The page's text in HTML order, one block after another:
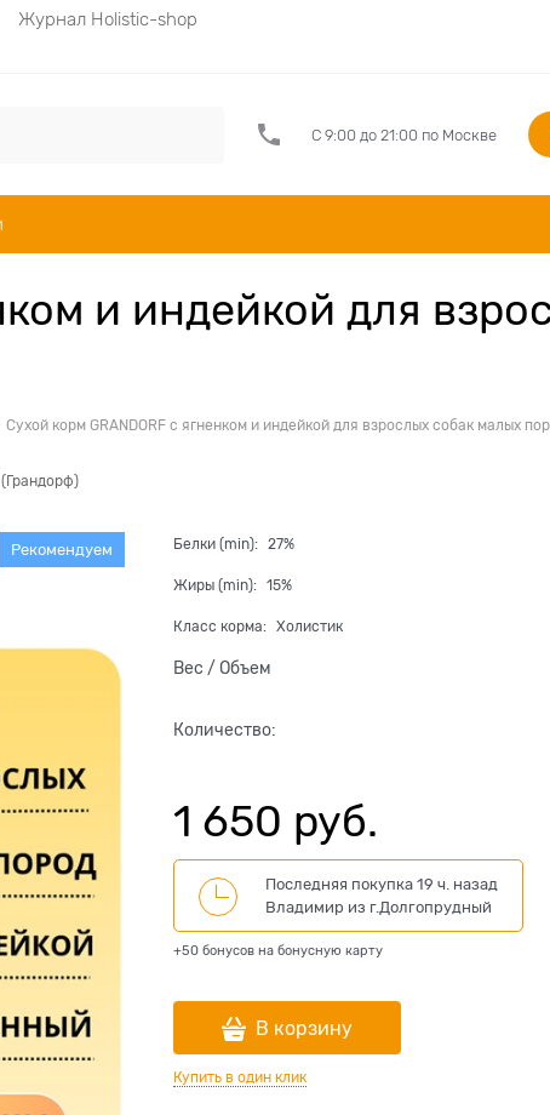
Журнал Holistic-shop
С 9:00 до 21:00 по Москве
и индейкой для
Сухой корм GRANDORF с ягненком и индейкой для взрослых собак малых
Рекомендуем Белки (min): 27%
Жиры (min): 15%
Класс корма: Холистик
Вес / Объем
Количество:
1 650 руб.
Последняя покупка 19 ч. назад
Владимир из г.Долгопрудный
+50 бонусов на бонусную карту
В корзину
Купить в один клик